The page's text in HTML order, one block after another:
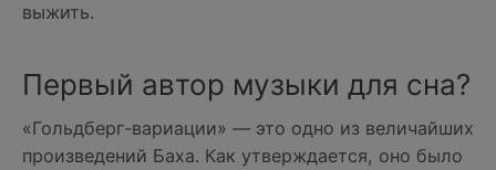
выжить.
Первый автор музыки для сна?
«Гольдберг-вариации» — это одно из величайших
произведений Баха. Как утверждается, оно было